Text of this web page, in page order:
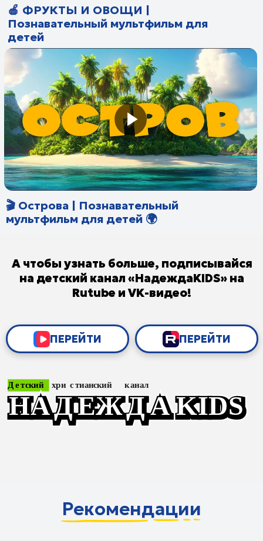
© Телеканал Надежда, 2014-2026
Политика конфиденциальности
Свидетельство о регистрации СМИ
Лицензия на осуществление телевизионного вещания
О канале
Детям
Телепрограмма
Проекты
Поддержать
Помолитесь за меня